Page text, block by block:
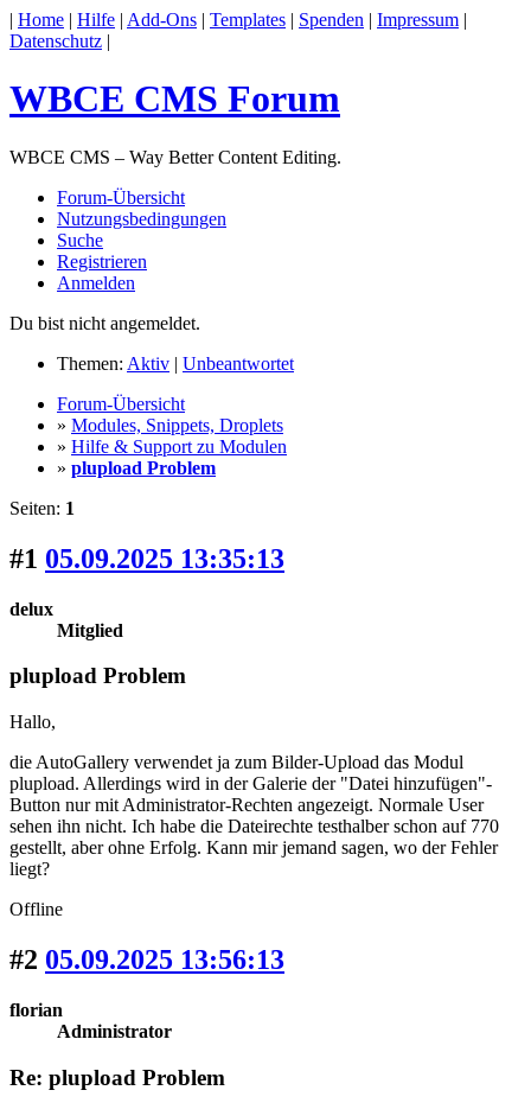
| Home | Hilfe | Add-Ons | Templates | Spenden | Impressum |
Datenschutz |
WBCE CMS Forum
WBCE CMS – Way Better Content Editing.
Forum-Übersicht
Nutzungsbedingungen
Suche
Registrieren
Anmelden
Du bist nicht angemeldet.
Themen: Aktiv | Unbeantwortet
Forum-Übersicht
» Modules, Snippets, Droplets
» Hilfe & Support zu Modulen
» plupload Problem
Seiten: 1
#1 05.09.2025 13:35:13
delux
Mitglied
plupload Problem
Hallo,
die AutoGallery verwendet ja zum Bilder-Upload das Modul
plupload. Allerdings wird in der Galerie der "Datei hinzufügen"-
Button nur mit Administrator-Rechten angezeigt. Normale User
sehen ihn nicht. Ich habe die Dateirechte testhalber schon auf 770
gestellt, aber ohne Erfolg. Kann mir jemand sagen, wo der Fehler
liegt?
Offline
#2 05.09.2025 13:56:13
florian
Administrator
Re: plupload Problem